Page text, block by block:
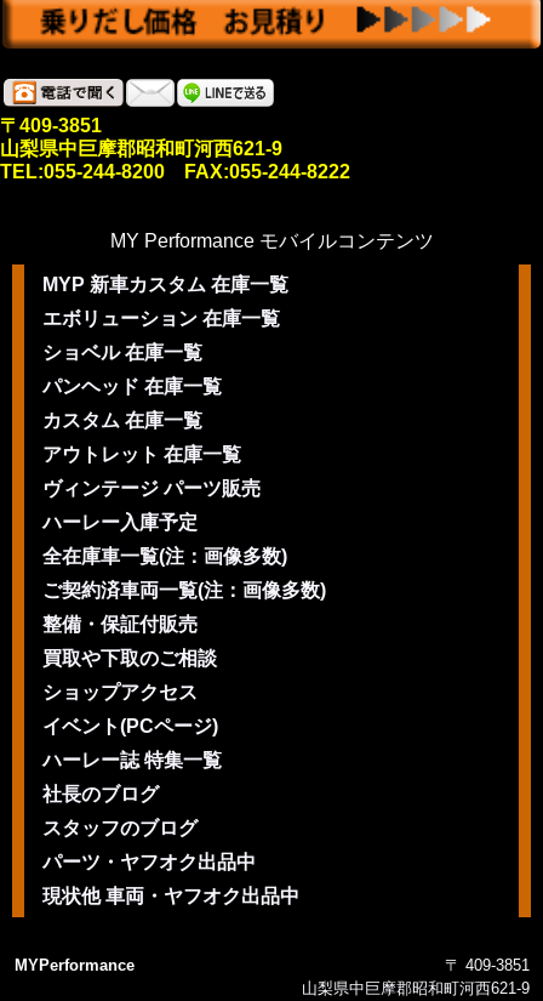
〒409-3851
山梨県中巨摩郡昭和町河西621-9
TEL:055-244-8200 FAX:055-244-8222
MY Performance モバイルコンテンツ
MYP 新車カスタム 在庫一覧
エボリューション 在庫一覧
ショベル 在庫一覧
パンヘッド 在庫一覧
カスタム 在庫一覧
アウトレット 在庫一覧
ヴィンテージ パーツ販売
ハーレー入庫予定
全在庫車一覧(注：画像多数)
ご契約済車両一覧(注：画像多数)
整備・保証付販売
買取や下取のご相談
ショップアクセス
イベント(PCページ)
ハーレー誌 特集一覧
社長のブログ
スタッフのブログ
パーツ・ヤフオク出品中
現状他 車両・ヤフオク出品中
MYPerformance
〒 409-3851
山梨県中巨摩郡昭和町河西621-9